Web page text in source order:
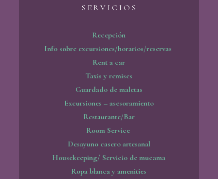
S E R V I C I O S
Recepción
Info sobre excursiones/horarios/reservas
Rent a car
Taxis y remises
Guardado de maletas
Excursiones – asesoramiento
Restaurante/Bar
Room Service
Desayuno casero artesanal
Housekeeping/ Servicio de mucama
Ropa blanca y amenities